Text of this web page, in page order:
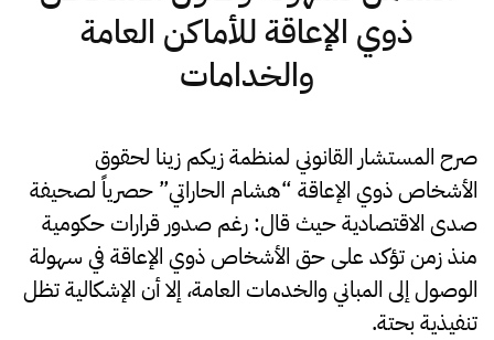
ذوي الإعاقة للأماكن العامة
والخدامات
صرح المستشار القانوني لمنظمة زيكم زينا لحقوق
الأشخاص ذوي الإعاقة “هشام الحاراتي” حصرياً لصحيفة
صدى الاقتصادية حيث قال: رغم صدور قرارات حكومية
منذ زمن تؤكد على حق الأشخاص ذوي الإعاقة في سهولة
الوصول إلى المباني والخدمات العامة، إلا أن الإشكالية تظل
تنفيذية بحتة.